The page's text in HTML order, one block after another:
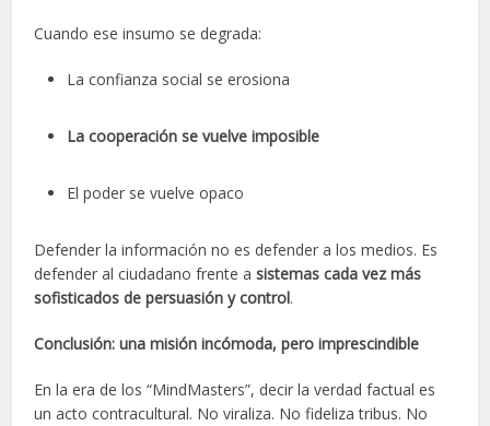
Cuando ese insumo se degrada:
La confianza social se erosiona
La cooperación se vuelve imposible
El poder se vuelve opaco
Defender la información no es defender a los medios. Es
defender al ciudadano frente asistemas cada vez más
sofisticados de persuasión y control.
Conclusión: una misión incómoda, pero imprescindible
En la era de los “MindMasters”, decir la verdad factual es
un acto contracultural. No viraliza. No fideliza tribus. No